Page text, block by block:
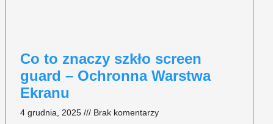
Co to znaczy szkło screen
guard – Ochronna Warstwa
Ekranu
4 grudnia, 2025 Brak komentarzy